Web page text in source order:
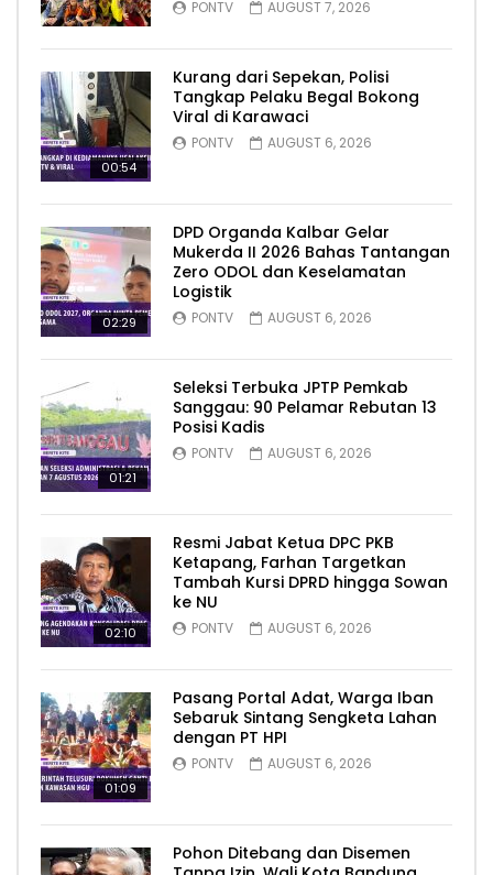
PONTV AUGUST 7, 2026
00:54
Kurang dari Sepekan, Polisi
Tangkap Pelaku Begal Bokong
Viral di Karawaci
PONTV AUGUST 6, 2026
02:29
DPD Organda Kalbar Gelar
Mukerda II 2026 Bahas Tantangan
Zero ODOL dan Keselamatan
Logistik
PONTV AUGUST 6, 2026
01:21
Seleksi Terbuka JPTP Pemkab
Sanggau: 90 Pelamar Rebutan 13
Posisi Kadis
PONTV AUGUST 6, 2026
02:10
Resmi Jabat Ketua DPC PKB
Ketapang, Farhan Targetkan
Tambah Kursi DPRD hingga Sowan
ke NU
PONTV AUGUST 6, 2026
01:09
Pasang Portal Adat, Warga Iban
Sebaruk Sintang Sengketa Lahan
dengan PT HPI
PONTV AUGUST 6, 2026
Pohon Ditebang dan Disemen